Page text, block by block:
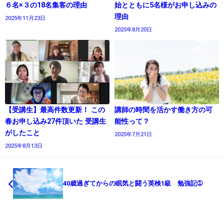
６名×３の18名集客の理由
2025年11月23日
始とともに5名様がお申し込みの
理由
2025年8月20日
【受講生】最高件数更新！ この
春お申し込み27件頂いた 受講生
がしたこと
2025年8月13日
講師の時間を活かす働き方の可
能性って？
2025年7月21日
40歳過ぎてからの眠気と闘う英検1級 勉強記➀